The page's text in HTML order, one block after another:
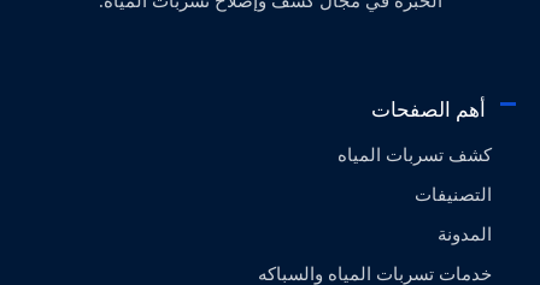
أهم الصفحات
كشف تسربات المياه
التصنيفات
المدونة
خدمات تسربات المياه والسباكه